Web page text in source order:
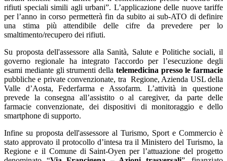
rifiuti speciali simili agli urbani”. L’applicazione delle nuove tariffe
per l’anno in corso permetterà fin da subito ai sub-ATO di definire
una stima più attendibile delle cifre da prevedere per lo
smaltimento/recupero dei rifiuti.
Su proposta dell'assessore alla Sanità, Salute e Politiche sociali, il
governo regionale ha integrato l'accordo per l’esecuzione degli
esami mediante gli strumenti della telemedicina presso le farmacie
pubbliche e private convenzionate, tra Regione, Azienda USL della
Valle d’Aosta, Federfarma e Assofarm. L’attività in questione
prevede la consegna all’assistito o al caregiver, da parte delle
farmacie convenzionate, dei dispositivi di monitoraggio e dello
smartphone di supporto.
Infine su proposta dell'assessore al Turismo, Sport e Commercio è
stato approvato il protocollo d’intesa tra il Ministero del Turismo, la
Regione e il Comune di Saint-Oyen per l’attuazione del progetto